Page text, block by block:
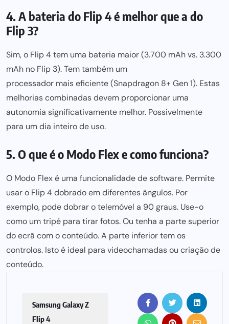
4. A bateria do Flip 4 é melhor que a do
Flip 3?
Sim, o Flip 4 tem uma bateria maior (3.700 mAh vs. 3.300
mAh no Flip 3). Tem também um
processador mais eficiente(Snapdragon 8+ Gen 1). Estas
melhorias combinadas devem proporcionar uma
autonomia significativamente melhor. Possivelmente
para um dia inteiro de uso.
5. O que é o Modo Flex e como funciona?
O Modo Flex é uma funcionalidade de software. Permite
usar o Flip 4 dobrado em diferentes ângulos. Por
exemplo, pode dobrar o telemóvel a 90 graus. Use-o
como um tripé para tirar fotos. Ou tenha a parte superior
do ecrã com o conteúdo. A parte inferior tem os
controlos. Isto é ideal para videochamadas ou criação de
conteúdo.
Samsung Galaxy Z
Flip 4